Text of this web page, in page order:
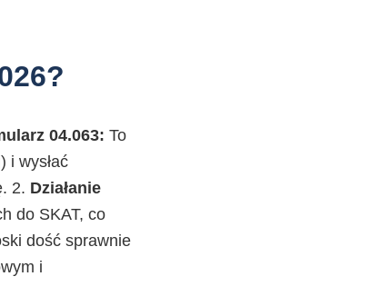
04.063: To
i wysłać
2. Działanie
do SKAT, co
dość sprawnie
i